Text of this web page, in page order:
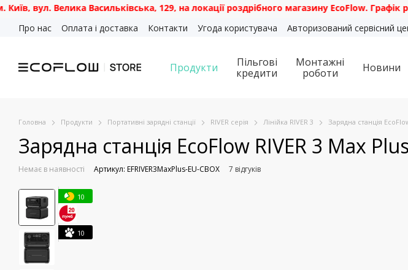
Перейти до основного контенту
Васильківська, 129, на локації роздрібного магазину EcoFlow. Графік
Про нас
Оплата і доставка Контакти Угода користувача Авторизований сервісний
Продукти
Пільгові
кредити
Монтажні
роботи
Новини
Головна Продукти Портативні зарядні станції RIVER серія Лінійка RIVER 3 Зарядна станція
Зарядна станція EcoFlow RIVER 3 Max Plus
Немає в наявності Артикул: EFRIVER3MaxPlus-EU-CBOX 7 відгуків
10
10